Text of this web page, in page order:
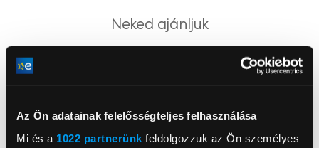
Az Ön adatainak felelősségteljes felhasználása
Mi és a 1022 partnerünk feldolgozzuk az Ön személyes
Neked ajánljuk